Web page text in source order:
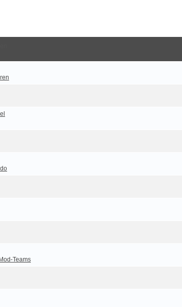
Teams